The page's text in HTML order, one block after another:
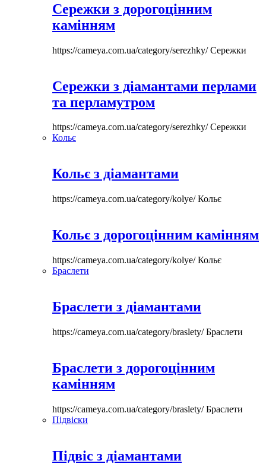
Сережки з дорогоцінним
камінням
https://cameya.com.ua/category/serezhky/Сережки
Сережки з діамантами перлами
та перламутром
https://cameya.com.ua/category/serezhky/Сережки
Кольє
Кольє з діамантами
https://cameya.com.ua/category/kolye/Кольє
Кольє з дорогоцінним камінням
https://cameya.com.ua/category/kolye/Кольє
Браслети
Браслети з діамантами
https://cameya.com.ua/category/braslety/Браслети
Браслети з дорогоцінним
камінням
https://cameya.com.ua/category/braslety/Браслети
Підвіски
Підвіс з діамантами